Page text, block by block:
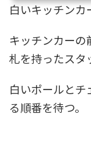
白いキッチンカ
キッチンカーの
札を持ったスタ
白いポールと
る順番を待つ。